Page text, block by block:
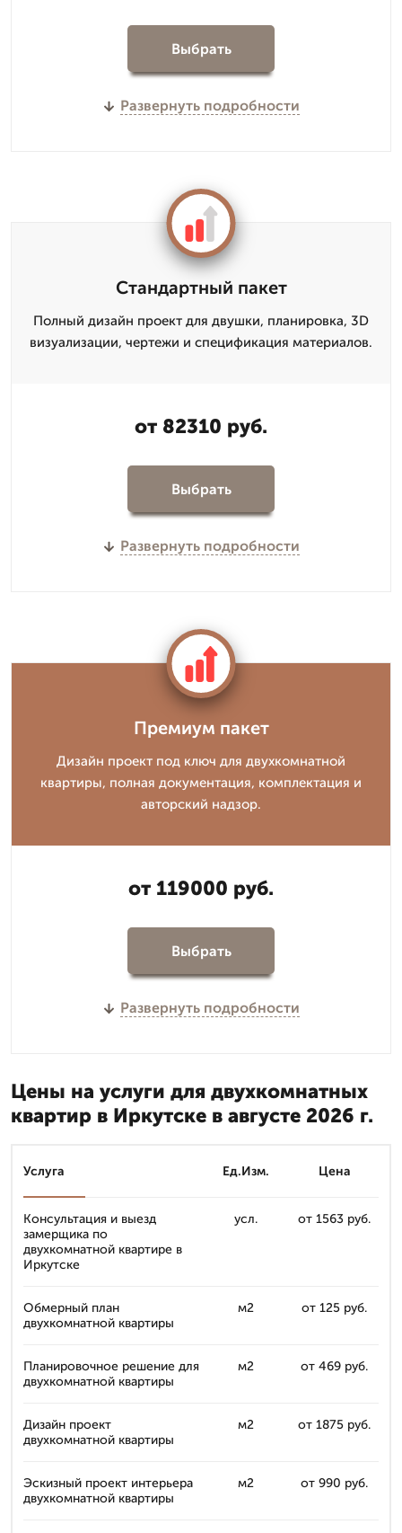
Выбрать
Развернуть подробности
Стандартный пакет
Полный дизайн проект для двушки, планировка, 3D
визуализации, чертежи и спецификация материалов.
от 82310 руб.
Выбрать
Развернуть подробности
Премиум пакет
Дизайн проект под ключ для двухкомнатной
квартиры, полная документация, комплектация и
авторский надзор.
от 119000 руб.
Выбрать
Развернуть подробности
Цены на услуги для двухкомнатных
квартир в Иркутске в августе 2026 г.
Услуга Ед.Изм. Цена
Консультация и выезд
замерщика по
двухкомнатной квартире в
Иркутске
усл. от 1563 руб.
Обмерный план
двухкомнатной квартиры
м2 от 125 руб.
Планировочное решение для
двухкомнатной квартиры
м2 от 469 руб.
Дизайн проект
двухкомнатной квартиры
м2 от 1875 руб.
Эскизный проект интерьера
двухкомнатной квартиры
м2 от 990 руб.